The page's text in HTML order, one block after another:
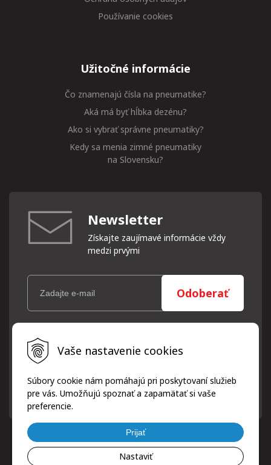
Vaše nastavenie cookies
Súbory cookie nám pomáhajú pri poskytovaní služieb
pre vás. Umožňujú spoznať a zapamätať si vaše
preferencie.
Prijať
Nastaviť
Používanie cookies
Užitočné informácie
Čo znamenajú čísla na pneumatike?
Aká má byť hĺbka dezénu?
Ako si vybrať správne pneumatiky?
Kedy sa menia zimné pneumatiky
na Slovensku?
Newsletter
Získajte zaujímavé informácie vždy
medzi prvými
Odoberať
Vaše osobné údaje (email) budeme spracovávať len za týmto
účelom v súlade s platnou legislatívou a zásadami ochrany
osobných údajov. Súhlas potvrdíte kliknutím na odkaz, ktorý
písomne, emailom alebo kliknutím na odkaz z ktoréhokoľvek
informačného emailu.